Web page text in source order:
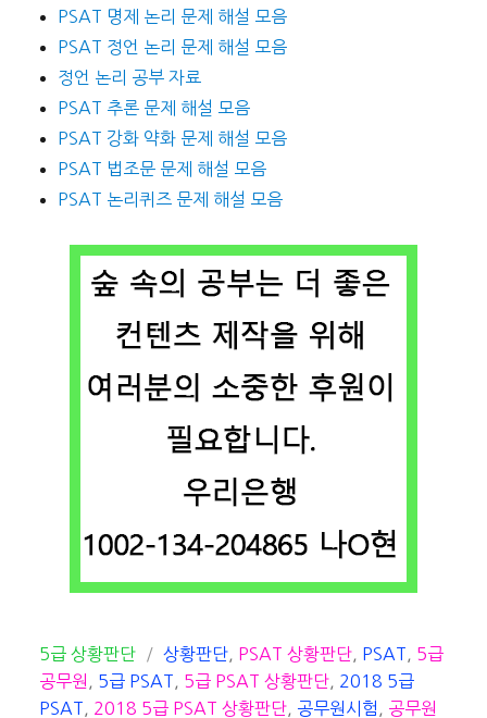
PSAT 명제 논리 문제 해설 모음
PSAT 정언 논리 문제 해설 모음
정언 논리 공부 자료
PSAT 추론 문제 해설 모음
PSAT 강화 약화 문제 해설 모음
PSAT 법조문 문제 해설 모음
PSAT 논리퀴즈 문제 해설 모음
카
테
고
5급 상황판단
태
그
상황판단, PSAT 상황판단, PSAT
5급
공무원
5급 PSAT 5급 PSAT 상황판단
2018 5급
PSAT
2018 5급 PSAT 상황판단 공무원시험
공무원